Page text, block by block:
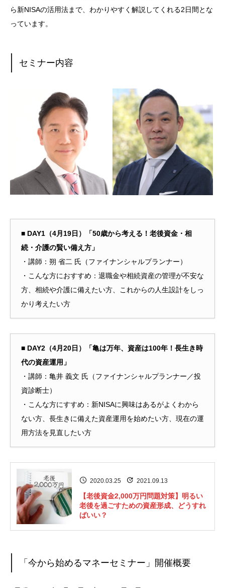
ら新NISAの活用法まで、わかりやすく解説してくれる2日間とな
っています。
セミナー内容
■ DAY1（4月19日）「50歳から考える！老後資金・相
続・介護の賢い備え方」
・講師：朔 省二 氏（ファイナンシャルプランナー）
・こんな方におすすめ：退職金や相続資産の管理が不安な
方、相続や介護に備えたい方、これからの人生設計をしっ
かり考えたい方
■ DAY2（4月20日）「亀は万年、資産は100年！長生き時
代の資産運用」
・講師：亀井 義文 氏（ファイナンシャルプランナー／投
資診断士）
・こんな方にすすめ：新NISAに興味はあるがよくわから
ない方、長生きに備えた資産運用を始めたい方、現在の運
用方法を見直したい方
2020.03.25 2021.09.13
【老後資金2,000万円問題対策】明るい
老後を過ごすための資産形成、どうすれ
ばいい？
「今から始めるマネーセミナー」開催概要